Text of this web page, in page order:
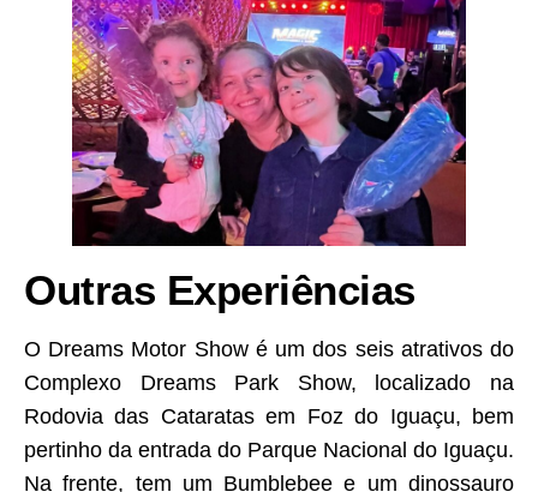
Outras Experiências
O Dreams Motor Show é um dos seis atrativos do
Complexo Dreams Park Show, localizado na
Rodovia das Cataratas em Foz do Iguaçu, bem
pertinho da entrada do Parque Nacional do Iguaçu.
Na frente, tem um Bumblebee e um dinossauro